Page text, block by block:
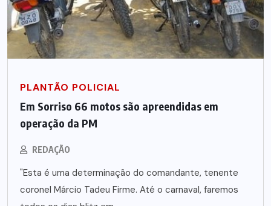
PLANTÃO POLICIAL
Em Sorriso 66 motos são apreendidas em
operação da PM
REDAÇÃO
"Esta é uma determinação do comandante, tenente
coronel Márcio Tadeu Firme. Até o carnaval, faremos